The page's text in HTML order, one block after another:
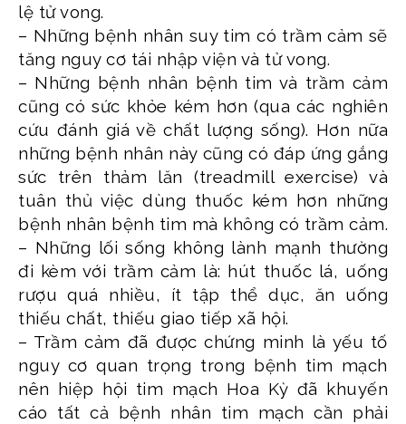
lệ tử vong.
– Những bệnh nhân suy tim có trầm cảm sẽ
tăng nguy cơ tái nhập viện và tử vong.
– Những bệnh nhân bệnh tim và trầm cảm
cũng có sức khỏe kém hơn (qua các nghiên
cứu đánh giá về chất lượng sống). Hơn nữa
những bệnh nhân này cũng có đáp ứng gắng
sức trên thảm lăn (treadmill exercise) và
tuân thủ việc dùng thuốc kém hơn những
bệnh nhân bệnh tim mà không có trầm cảm.
– Những lối sống không lành mạnh thường
đi kèm với trầm cảm là: hút thuốc lá, uống
rượu quá nhiều, ít tập thể dục, ăn uống
thiếu chất, thiếu giao tiếp xã hội.
– Trầm cảm đã được chứng minh là yếu tố
nguy cơ quan trọng trong bệnh tim mạch
nên hiệp hội tim mạch Hoa Kỳ đã khuyến
cáo tất cả bệnh nhân tim mạch cần phải